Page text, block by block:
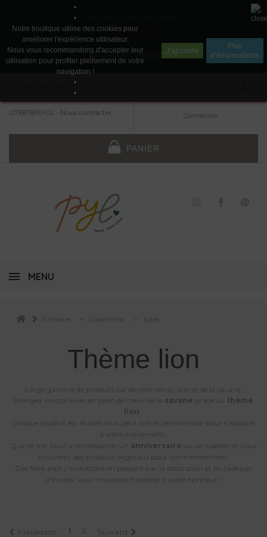
avec Paypal
Devenir revendeur
0768389902 • Nous contacter Connexion
PANIER
•
•
Notre boutique utilise des cookies pour
améliorer l'expérience utilisateur.
Nous vous recommandons d'accepter leur
utilisation pour profiter pleinement de votre
navigation !
•
•
J'accepte
Plus
d'informations
MENU
Enfance Collections Lion
Thème lion
Large gamme de produits sur les thèmes du lion et de la savane.
Plongez vos convives en plein de coeur de la savane grâce au thème
lion
Chaque produit est illustré d'un petit lion et personnalisé pour s'adapter
à votre événement.
Que ce soit pour une naissance, un anniversaire ou un baptême, vous
trouverez des produits originaux pour votre événement.
Des faire-part / invitations en passant par la décoration et les cadeaux
d'invités, vous trouverez forcément votre bonheur !
Précédent 1 2 Suivant